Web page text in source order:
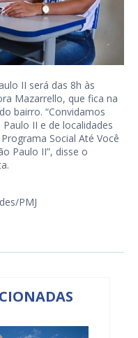
II será das 8h às
Mazarrello, que fica na
bairro. “Convidamos
II e de localidades
Social Até Você
Paulo II”, disse o
PMJ